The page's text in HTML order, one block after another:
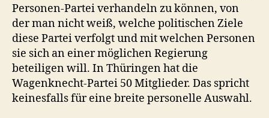
Personen-Partei verhandeln zu können, von
der man nicht weiß, welche politischen Ziele
diese Partei verfolgt und mit welchen Personen
sie sich an einer möglichen Regierung
beteiligen will. In Thüringen hat die
Wagenknecht-Partei 50 Mitglieder. Das spricht
keinesfalls für eine breite personelle Auswahl.